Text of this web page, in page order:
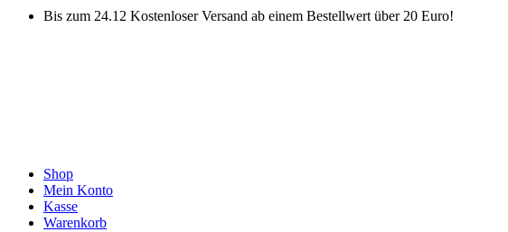
Bis zum 24.12 Kostenloser Versand ab einem Bestellwert über 20 Euro!
Shop
Mein Konto
Kasse
Warenkorb